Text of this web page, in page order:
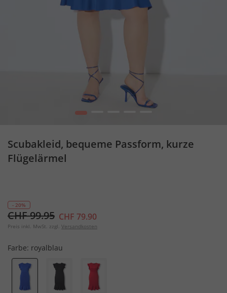
1
Scubakleid, bequeme Passform, kurze
Flügelärmel
- 20%
CHF 99.95 CHF 79.90
Preis inkl. MwSt. zzgl. Versandkosten
Farbe: royalblau